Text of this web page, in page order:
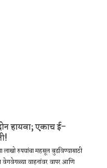
हायवा; एकाच ई-
लाखो रुपयांचा महसूल बुडविण्यासाठी
वेगवेगळ्या वाहनांवर वापर आणि